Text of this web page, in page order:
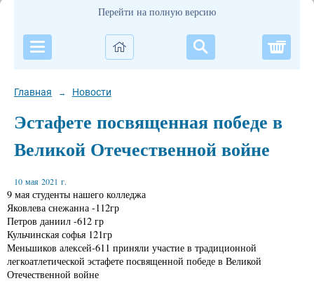
Перейти на полную версию
Главная → Новости
Эстафете посвященная победе в
Великой Отечественной войне
10 мая 2021 г.
9 мая студенты нашего колледжа
Яковлева снежанна -112гр
Петров даниил -612 гр
Кульчинская софья 121гр
Меньшиков алексей-611 приняли участие в традиционной
легкоатлетической эстафете посвященной победе в Великой
Отечественной войне